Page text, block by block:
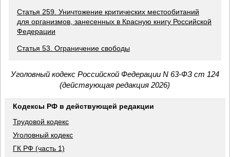
Статья 259. Уничтожение критических местообитаний
для организмов, занесенных в Красную книгу Российской
Федерации
Статья 53. Ограничение свободы
Уголовный кодекс Российской Федерации N 63-ФЗ ст 124
(действующая редакция 2026)
Кодексы РФ в действующей редакции
Трудовой кодекс
Уголовный кодекс
ГК РФ (часть 1)